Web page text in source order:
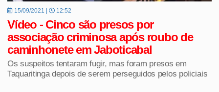
15/09/2021 | 12:52
Vídeo - Cinco são presos por
associação criminosa após roubo de
caminhonete em Jaboticabal
Os suspeitos tentaram fugir, mas foram presos em
Taquaritinga depois de serem perseguidos pelos policiais